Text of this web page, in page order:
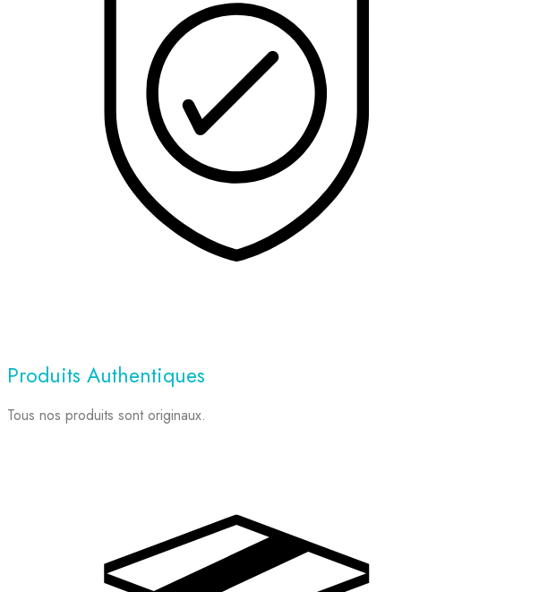
Produits Authentiques
Tous nos produits sont originaux.